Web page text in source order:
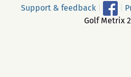
Support & feedback
Golf Metrix